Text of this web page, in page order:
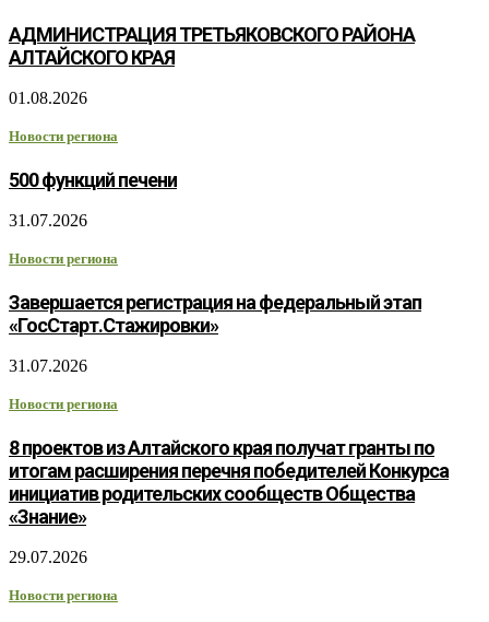
АДМИНИСТРАЦИЯ ТРЕТЬЯКОВСКОГО РАЙОНА
АЛТАЙСКОГО КРАЯ
01.08.2026
Новости региона
500 функций печени
31.07.2026
Новости региона
Завершается регистрация на федеральный этап
«ГосСтарт.Стажировки»
31.07.2026
Новости региона
8 проектов из Алтайского края получат гранты по
итогам расширения перечня победителей Конкурса
инициатив родительских сообществ Общества
«Знание»
29.07.2026
Новости региона